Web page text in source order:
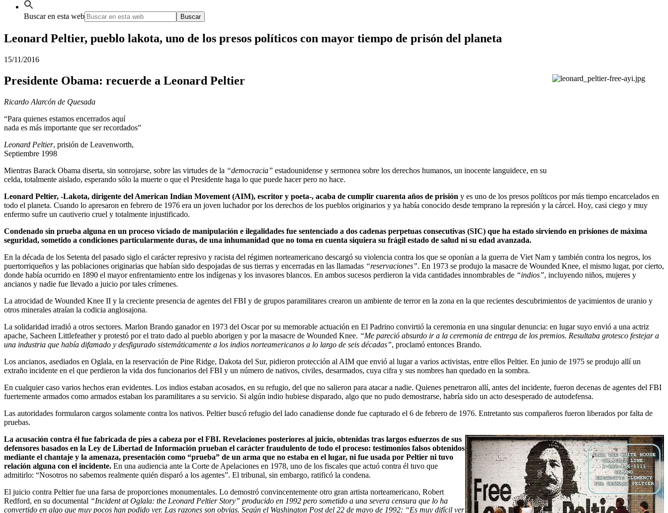
Buscar en esta web
Leonard Peltier, pueblo lakota, uno de los presos políticos con mayor tiempo de prisón del planeta
15/11/2016
Presidente Obama: recuerde a Leonard Peltier
Ricardo Alarcón de Quesada
“Para quienes estamos encerrados aquí
nada es más importante que ser recordados”
Leonard Peltier, prisión de Leavenworth,
Septiembre 1998
Mientras Barack Obama diserta, sin sonrojarse, sobre las virtudes de la “democracia” estadounidense y sermonea sobre los derechos humanos, un inocente languidece, en su
celda, totalmente aislado, esperando sólo la muerte o que el Presidente haga lo que puede hacer pero no hace.
Leonard Peltier, -Lakota, dirigente del American Indian Movement (AIM), escritor y poeta-, acaba de cumplir cuarenta años de prisión y es uno de los presos políticos por más tiempo encarcelados en
todo el planeta. Cuando lo apresaron en febrero de 1976 era un joven luchador por los derechos de los pueblos originarios y ya había conocido desde temprano la represión y la cárcel. Hoy, casi ciego y muy
enfermo sufre un cautiverio cruel y totalmente injustificado.
Condenado sin prueba alguna en un proceso viciado de manipulación e ilegalidades fue sentenciado a dos cadenas perpetuas consecutivas (SIC) que ha estado sirviendo en prisiones de máxima
seguridad, sometido a condiciones particularmente duras, de una inhumanidad que no toma en cuenta siquiera su frágil estado de salud ni su edad avanzada.
En la década de los Setenta del pasado siglo el carácter represivo y racista del régimen norteamericano descargó su violencia contra los que se oponían a la guerra de Viet Nam y también contra los negros, los
puertorriqueños y las poblaciones originarias que habían sido despojadas de sus tierras y encerradas en las llamadas “reservaciones”. En 1973 se produjo la masacre de Wounded Knee, el mismo lugar, por cierto,
donde había ocurrido en 1890 el mayor enfrentamiento entre los indígenas y los invasores blancos. En ambos sucesos perdieron la vida cantidades innombrables de “indios”, incluyendo niños, mujeres y
ancianos y nadie fue llevado a juicio por tales crímenes.
La atrocidad de Wounded Knee II y la creciente presencia de agentes del FBI y de grupos paramilitares crearon un ambiente de terror en la zona en la que recientes descubrimientos de yacimientos de uranio y
otros minerales atraían la codicia anglosajona.
La solidaridad irradió a otros sectores. Marlon Brando ganador en 1973 del Oscar por su memorable actuación en El Padrino convirtió la ceremonia en una singular denuncia: en lugar suyo envió a una actriz
apache, Sacheen Littlefeather y protestó por el trato dado al pueblo aborigen y por la masacre de Wounded Knee. “Me pareció absurdo ir a la ceremonia de entrega de los premios. Resultaba grotesco festejar a
una industria que había difamado y desfigurado sistemáticamente a los indios norteamericanos a lo largo de seis décadas”, proclamó entonces Brando.
Los ancianos, asediados en Oglala, en la reservación de Pine Ridge, Dakota del Sur, pidieron protección al AIM que envió al lugar a varios activistas, entre ellos Peltier. En junio de 1975 se produjo allí un
extraño incidente en el que perdieron la vida dos funcionarios del FBI y un número de nativos, civiles, desarmados, cuya cifra y sus nombres han quedado en la sombra.
En cualquier caso varios hechos eran evidentes. Los indios estaban acosados, en su refugio, del que no salieron para atacar a nadie. Quienes penetraron allí, antes del incidente, fueron decenas de agentes del FBI
fuertemente armados como armados estaban los paramilitares a su servicio. Si algún indio hubiese disparado, algo que no pudo demostrarse, habría sido un acto desesperado de autodefensa.
Las autoridades formularon cargos solamente contra los nativos. Peltier buscó refugio del lado canadiense donde fue capturado el 6 de febrero de 1976. Entretanto sus compañeros fueron liberados por falta de
pruebas.
La acusación contra él fue fabricada de pies a cabeza por el FBI. Revelaciones posteriores al juicio, obtenidas tras largos esfuerzos de sus
defensores basados en la Ley de Libertad de Información prueban el carácter fraudulento de todo el proceso: testimonios falsos obtenidos
mediante el chantaje y la amenaza, presentación como “prueba” de un arma que no estaba en el lugar, ni fue usada por Peltier ni tuvo
relación alguna con el incidente. En una audiencia ante la Corte de Apelaciones en 1978, uno de los fiscales que actuó contra él tuvo que
admitirlo: “Nosotros no sabemos realmente quién disparó a los agentes”. El tribunal, sin embargo, ratificó la condena.
El juicio contra Peltier fue una farsa de proporciones monumentales. Lo demostró convincentemente otro gran artista norteamericano, Robert
Redford, en su documental “Incident at Oglala: the Leonard Peltier Story” producido en 1992 pero sometido a una severa censura que lo ha
convertido en algo que muy pocos han podido ver. Las razones son obvias. Según el Washington Post del 22 de mayo de 1992: “Es muy difícil ver